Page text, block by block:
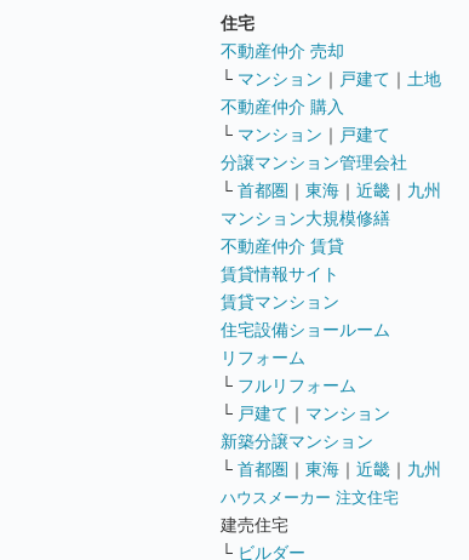
住宅
不動産仲介 売却
└ マンション ｜ 戸建て ｜ 土地
不動産仲介 購入
└ マンション ｜ 戸建て
分譲マンション管理会社
└ 首都圏 ｜ 東海 ｜ 近畿 ｜ 九州
マンション大規模修繕
不動産仲介 賃貸
賃貸情報サイト
賃貸マンション
住宅設備ショールーム
リフォーム
└ フルリフォーム
└ 戸建て ｜ マンション
新築分譲マンション
└ 首都圏 ｜ 東海 ｜ 近畿 ｜ 九州
ハウスメーカー 注文住宅
建売住宅
└ ビルダー